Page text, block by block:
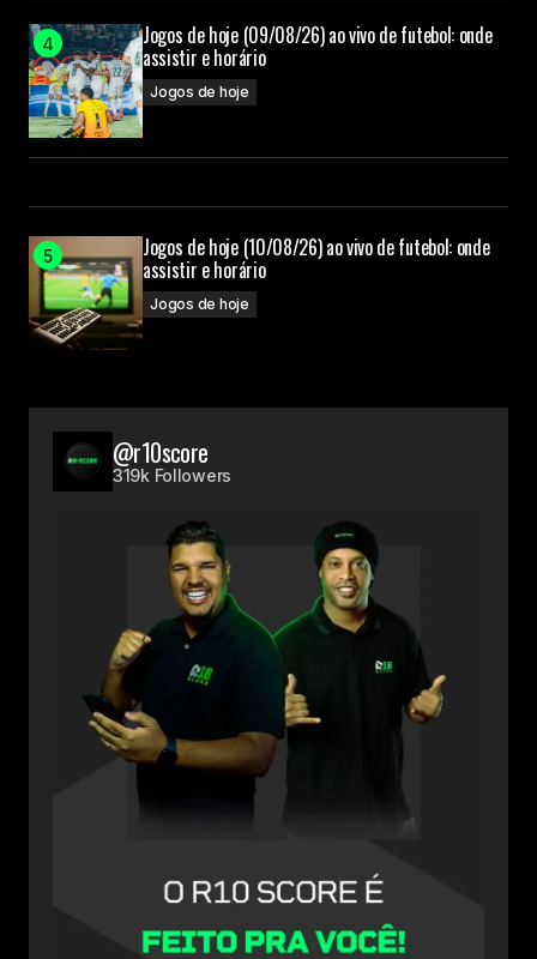
Jogos de hoje (09/08/26) ao vivo de futebol: onde
assistir e horário
Jogos de hoje
Jogos de hoje (10/08/26) ao vivo de futebol: onde
assistir e horário
Jogos de hoje
@r10score
319k Followers